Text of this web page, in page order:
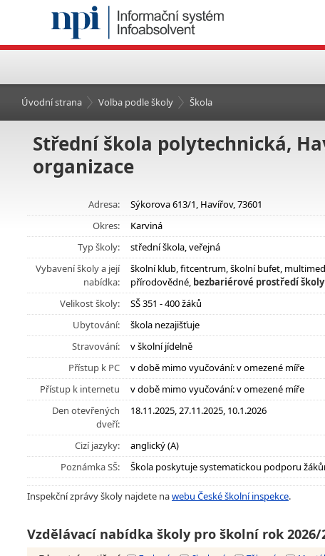
Úvodní strana Volba podle školy Škola
Střední škola polytechnická,
organizace
Adresa:
Sýkorova 613/1, Havířov, 73601
Okres:
Karviná
Typ školy:
střední škola, veřejná
Vybavení školy a její
nabídka:
školní klub, fitcentrum, školní bufet,
přírodovědné, bezbariérové prostředí školy
Velikost školy:
SŠ 351 - 400 žáků
Ubytování:
škola nezajišťuje
Stravování:
v školní jídelně
Přístup k PC
v době mimo vyučování: v omezené míře
Přístup k internetu
v době mimo vyučování: v omezené míře
Den otevřených
dveří:
18.11.2025, 27.11.2025, 10.1.2026
Cizí jazyky:
anglický (A)
Poznámka SŠ:
Škola poskytuje systematickou podporu
Inspekční zprávy školy najdete nawebu České školní inspekce.
Vzdělávací nabídka školy pro školní rok 2026/